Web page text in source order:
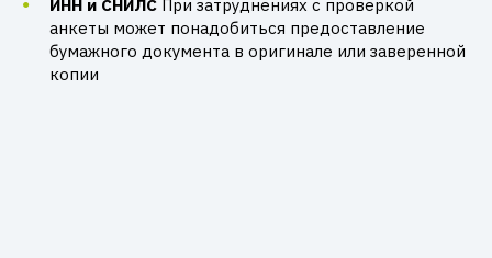
ИНН и СНИЛС
При затруднениях с проверкой
анкеты может понадобиться предоставление
бумажного документа в оригинале или заверенной
копии